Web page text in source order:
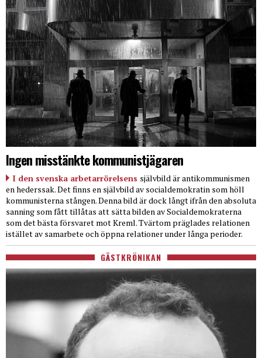
Ingen misstänkte kommunistjägaren
I den svenska arbetarrörelsens självbild är antikommunismen
en hederssak. Det finns en självbild av socialdemokratin som höll
kommunisterna stången. Denna bild är dock långt ifrån den absoluta
sanning som fått tillåtas att sätta bilden av Socialdemokraterna
som det bästa försvaret mot Kreml. Tvärtom präglades relationen
istället av samarbete och öppna relationer under långa perioder.
GÄSTKRÖNIKAN